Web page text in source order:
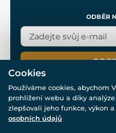
ODBĚR
© Všechna práva vyhrazena.
Cookies
Používáme cookies, abychom
prohlížení webu a díky
zlepšovali jeho funkce, výkon
osobních údajů